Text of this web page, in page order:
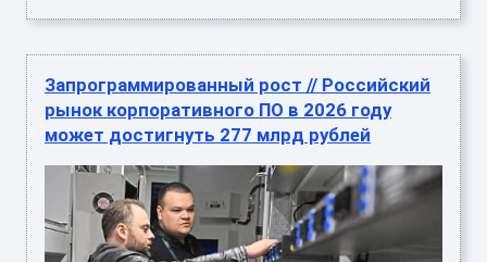
Запрограммированный рост // Российский
рынок корпоративного ПО в 2026 году
может достигнуть 277 млрд рублей